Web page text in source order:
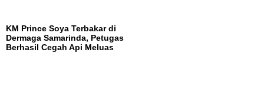
KM Prince Soya Terbakar di
Dermaga Samarinda, Petugas
Berhasil Cegah Api Meluas